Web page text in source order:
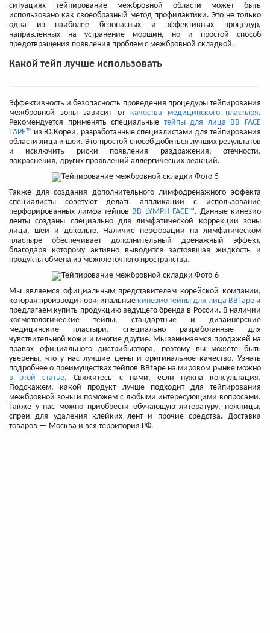
ситуациях тейпирование межбровной области может быть
использовано как своеобразный метод профилактики. Это не только
одна из наиболее безопасных и эффективных процедур,
направленных на устранение морщин, но и простой способ
предотвращения появления проблем с межбровной складкой.
Какой тейп лучше использовать
Эффективность и безопасность проведения процедуры тейпирования
межбровной зоны зависит от качества медицинского пластыря.
Рекомендуется применять специальные тейпы для лица BB FACE
TAPE™ из Ю.Кореи, разработанные специалистами для тейпирования
области лица и шеи. Это простой способ добиться лучших результатов
и исключить риски появления раздражения, отечности,
покраснения, других проявлений аллергических реакций.
Также для создания дополнительного лимфодренажного эффекта
специалисты советуют делать аппликации с использование
перфорированных лимфа-тейпов BB LYMPH FACE™. Данные кинезио
ленты созданы специально для лимфатической коррекции зоны
лица, шеи и декольте. Наличие перфорации на лимфатическом
пластыре обеспечивает дополнительный дренажный эффект,
благодаря которому активно выводится застоявшая жидкость и
продукты обмена из межклеточного пространства.
Мы являемся официальным представителем корейской компании,
которая производит оригинальные кинезио тейпы для лица BBTapeи
предлагаем купить продукцию ведущего бренда в России. В наличии
косметологические тейпы, стандартные и дизайнерские
медицинские пластыри, специально разработанные для
чувствительной кожи и многие другие. Мы занимаемся продажей на
правах официального дистрибьютора, поэтому вы можете быть
уверены, что у нас лучшие цены и оригинальное качество. Узнать
подробнее о преимуществах тейпов BBtape на мировом рынке можно
в этой статье. Свяжитесь с нами, если нужна консультация.
Подскажем, какой продукт лучше подходит для тейпирования
межбровной зоны и поможем с любыми интересующими вопросами.
Также у нас можно приобрести обучающую литературу, ножницы,
спреи для удаления клейких лент и прочие средства. Доставка
товаров — Москва и вся территория РФ.